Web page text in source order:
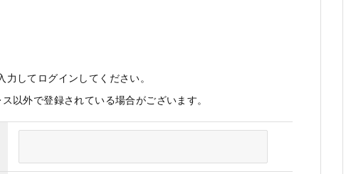
してログインしてください。
以外で登録されている場合がございます。